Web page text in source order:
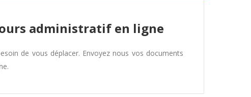
administratif en ligne
de vous déplacer. Envoyez nous vos documents